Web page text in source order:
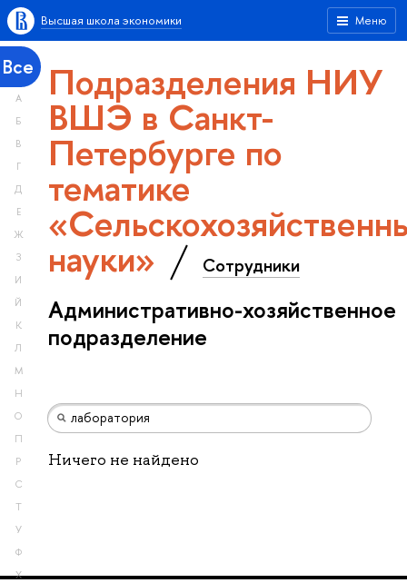
Меню
Высшая школа экономики
Все
А
Б
В
Г
Д
Е
Ж
З
И
Й
К
Л
М
Н
О
П
Р
С
Т
У
Ф
Х
Подразделения НИУ
ВШЭ в Санкт-
Петербурге по
тематике
науки» Сотрудники
Административно-хозяйственное
подразделение
Ничего не найдено